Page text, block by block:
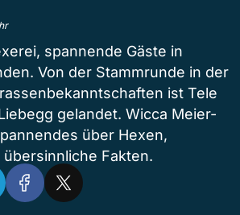
spannende Gäste in
Von der Stammrunde in der
ist Tele
gelandet. Wicca Meier-
über Hexen,
Fakten.